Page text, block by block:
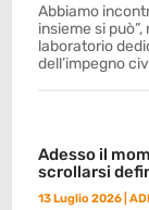
Abbiamo
insieme si
laboratorio
dell’impegno
Adesso il
scrollarsi
13 Luglio 2026 |